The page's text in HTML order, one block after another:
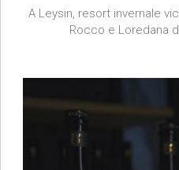
A Leysin, resort invernale
Rocco e Loredana